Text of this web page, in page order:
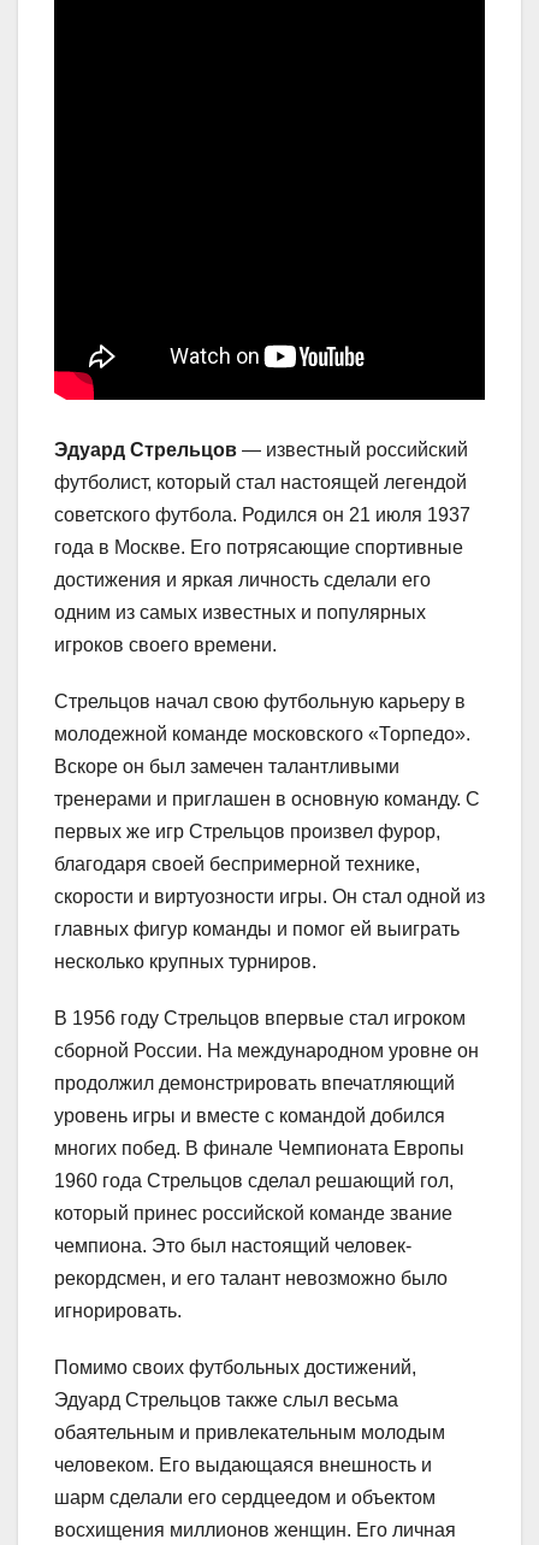
Эдуард Стрельцов — известный российский
футболист, который стал настоящей легендой
советского футбола. Родился он 21 июля 1937
года в Москве. Его потрясающие спортивные
достижения и яркая личность сделали его
одним из самых известных и популярных
игроков своего времени.
Стрельцов начал свою футбольную карьеру в
молодежной команде московского «Торпедо».
Вскоре он был замечен талантливыми
тренерами и приглашен в основную команду. С
первых же игр Стрельцов произвел фурор,
благодаря своей беспримерной технике,
скорости и виртуозности игры. Он стал одной из
главных фигур команды и помог ей выиграть
несколько крупных турниров.
В 1956 году Стрельцов впервые стал игроком
сборной России. На международном уровне он
продолжил демонстрировать впечатляющий
уровень игры и вместе с командой добился
многих побед. В финале Чемпионата Европы
1960 года Стрельцов сделал решающий гол,
который принес российской команде звание
чемпиона. Это был настоящий человек-
рекордсмен, и его талант невозможно было
игнорировать.
Помимо своих футбольных достижений,
Эдуард Стрельцов также слыл весьма
обаятельным и привлекательным молодым
человеком. Его выдающаяся внешность и
шарм сделали его сердцеедом и объектом
восхищения миллионов женщин. Его личная